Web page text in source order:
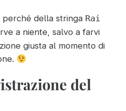
perché della stringa Rai
a niente, salvo a farvi
giusta al momento di
del